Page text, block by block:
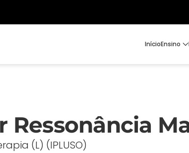
InícioEnsino
Ressonância
(L) (IPLUSO)